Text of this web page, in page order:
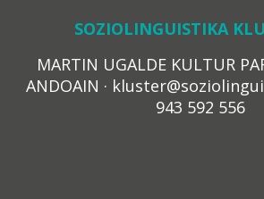
SOZIOLINGUISTIKA
MARTIN UGALDE KULTUR
ANDOAIN ·
943 592 556